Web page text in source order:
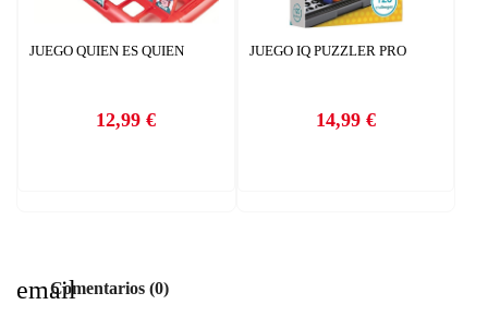
JUEGO QUIEN ES QUIEN
Precio
12,99 €
JUEGO IQ PUZZLER PRO
Precio
14,99 €
emailComentarios (0)